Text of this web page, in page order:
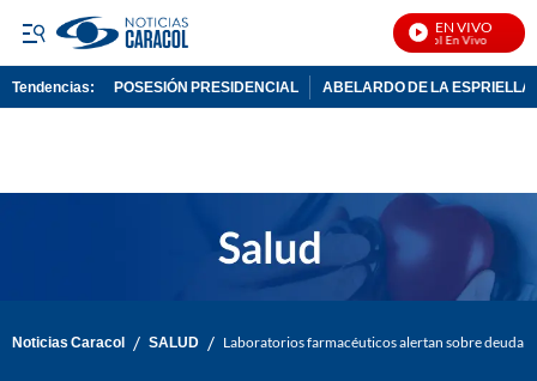
EN VIVO
Noticias Caracol En Vivo
Tendencias: POSESIÓN PRESIDENCIAL ABELARDO DE LA ESPRIELLA
Noticias Caracol / SALUD / Laboratorios farmacéuticos alertan sobre deuda